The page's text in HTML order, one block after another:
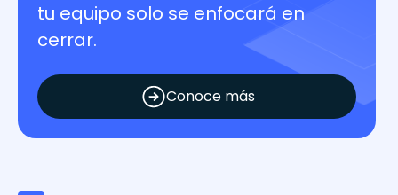
tu equipo solo se enfocará en
cerrar.
Conoce más